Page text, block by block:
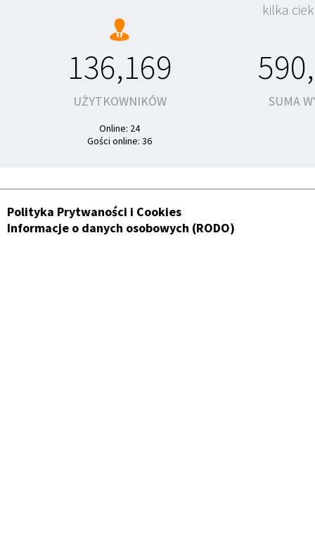
kilka
136,169
UŻYTKOWNIKÓW
Online: 24
Gości online: 36
SUMA
Polityka Prytwaności i Cookies
Informacje o danych osobowych (RODO)